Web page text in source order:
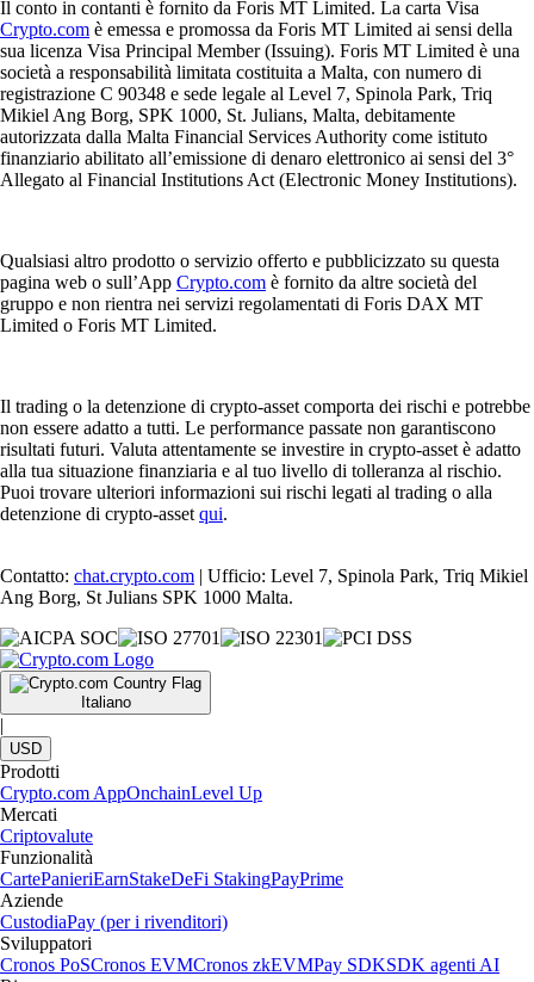
Il conto in contanti è fornito da Foris MT Limited. La carta Visa
Crypto.com è emessa e promossa da Foris MT Limited ai sensi della
sua licenza Visa Principal Member (Issuing). Foris MT Limited è una
società a responsabilità limitata costituita a Malta, con numero di
registrazione C 90348 e sede legale al Level 7, Spinola Park, Triq
Mikiel Ang Borg, SPK 1000, St. Julians, Malta, debitamente
autorizzata dalla Malta Financial Services Authority come istituto
finanziario abilitato all’emissione di denaro elettronico ai sensi del 3°
Allegato al Financial Institutions Act (Electronic Money Institutions).
Qualsiasi altro prodotto o servizio offerto e pubblicizzato su questa
pagina web o sull’App Crypto.com è fornito da altre società del
gruppo e non rientra nei servizi regolamentati di Foris DAX MT
Limited o Foris MT Limited.
Il trading o la detenzione di crypto-asset comporta dei rischi e potrebbe
non essere adatto a tutti. Le performance passate non garantiscono
risultati futuri. Valuta attentamente se investire in crypto-asset è adatto
alla tua situazione finanziaria e al tuo livello di tolleranza al rischio.
Puoi trovare ulteriori informazioni sui rischi legati al trading o alla
detenzione di crypto-asset qui.
Contatto: chat.crypto.com | Ufficio: Level 7, Spinola Park, Triq Mikiel
Ang Borg, St Julians SPK 1000 Malta.
Italiano
|
USD
Prodotti
Crypto.com AppOnchainLevel Up
Mercati
Criptovalute
Funzionalità
CartePanieriEarnStakeDeFi StakingPayPrime
Aziende
CustodiaPay (per i rivenditori)
Sviluppatori
Cronos PoSCronos EVMCronos zkEVMPay SDKSDK agenti AI